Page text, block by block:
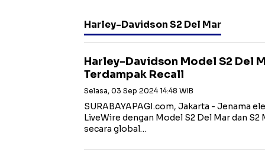
Harley-Davidson S2 Del Mar
Harley-Davidson Model S2 Del
Terdampak Recall
Selasa, 03 Sep 2024 14:48 WIB
SURABAYAPAGI.com, Jakarta - Jenama
LiveWire dengan Model S2 Del Mar dan
secara global…